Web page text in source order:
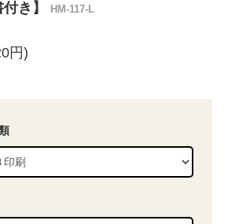
き】
HM-117-L
円)